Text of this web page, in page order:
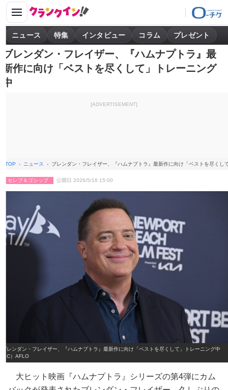
ニュース 特集 インタビュー コラム プレゼント
ブレンダン・フレイザー、『ハムナプトラ』最
新作に向け「ベストを尽くして」トレーニング
中
[ADVERTISEMENT]
TOP ニュース ブレンダン・フレイザー、『ハムナプトラ』最新作に向け「ベストを尽くし
セレブ＆ゴシップ 公開日 2026/5/16 15:00
ブレンダン・フレイザー、『ハムナプトラ』最新作に向け「ベストを尽くして」トレーニング中
（C）AFLO
大ヒット映画『ハムナプトラ』シリーズの第4弾にカム